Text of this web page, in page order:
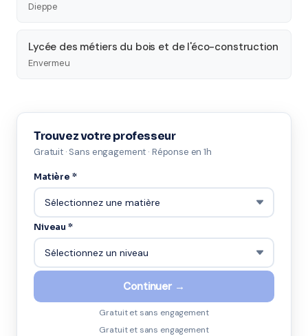
Dieppe
Lycée des métiers du bois et de l'éco-construction
Envermeu
Trouvez votre professeur
Gratuit · Sans engagement · Réponse en 1h
Matière *
Niveau *
Continuer →
Gratuit et sans engagement
Gratuit et sans engagement